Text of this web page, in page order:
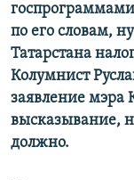
по его словам,
Татарстана
Колумнист
заявление мэра
высказывание,
должно.